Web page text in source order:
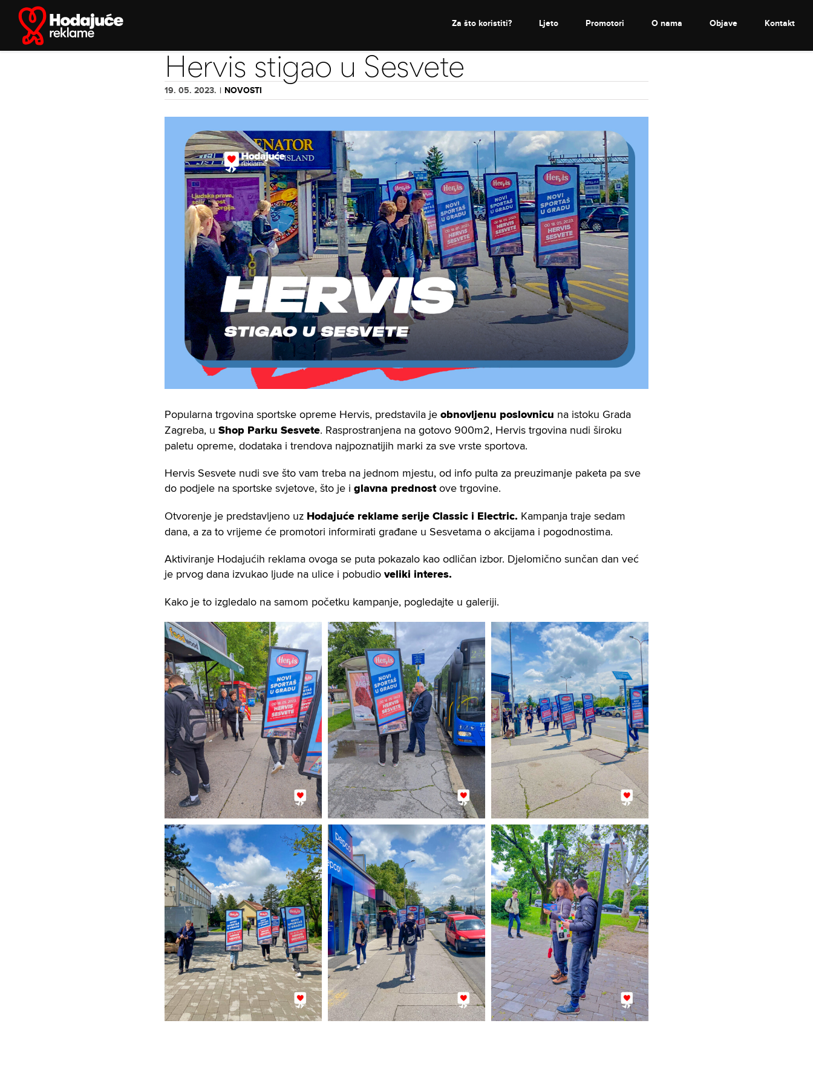
content
Za što koristiti? Ljeto Promotori O nama Objave Kontakt
Hervis stigao u Sesvete
19. 05. 2023. | NOVOSTI
Larger
Image
Popularna trgovina sportske opreme Hervis, predstavila je obnovljenu poslovnicu na istoku Grada
Zagreba, u Shop Parku Sesvete. Rasprostranjena na gotovo 900m2, Hervis trgovina nudi široku
paletu opreme, dodataka i trendova najpoznatijih marki za sve vrste sportova.
Hervis Sesvete nudi sve što vam treba na jednom mjestu, od info pulta za preuzimanje paketa pa sve
do podjele na sportske svjetove, što je i glavna prednostove trgovine.
Otvorenje je predstavljeno uz Hodajuće reklame serije Classic i Electric. Kampanja traje sedam
dana, a za to vrijeme će promotori informirati građane u Sesvetama o akcijama i pogodnostima.
Aktiviranje Hodajućih reklama ovoga se puta pokazalo kao odličan izbor. Djelomično sunčan dan već
je prvog dana izvukao ljude na ulice i pobudio veliki interes.
Kako je to izgledalo na samom početku kampanje, pogledajte u galeriji.